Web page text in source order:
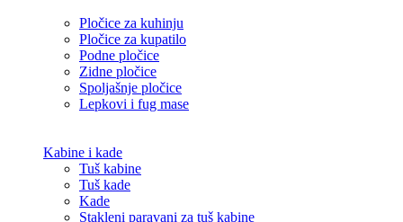
Pločice za kuhinju
Pločice za kupatilo
Podne pločice
Zidne pločice
Spoljašnje pločice
Lepkovi i fug mase
Kabine i kade
Tuš kabine
Tuš kade
Kade
Stakleni paravani za tuš kabine